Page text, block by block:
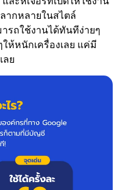
ากหลายในสไตล์
รถใช้งานได้ทันทีง่ายๆ
ห้หนักเครื่องเลย แค่มี
ลย